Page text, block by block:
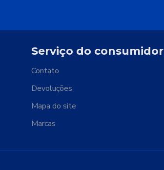
Serviço do consumidor
Contato
Devoluções
Mapa do site
Marcas